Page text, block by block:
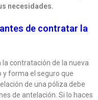
necesidades.
de contratar la
contratación de la nueva
y forma el seguro que
de una póliza debe
de antelación. Si lo haces